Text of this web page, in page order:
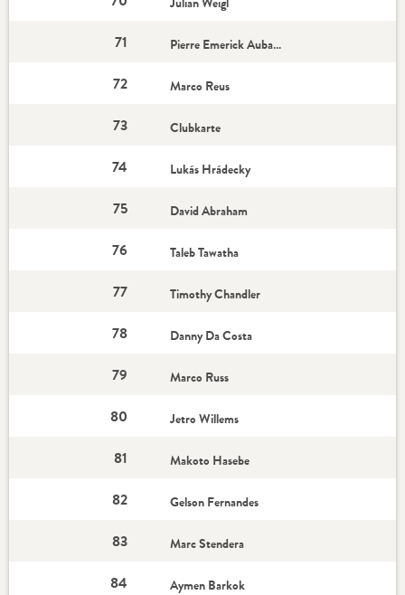
71 Pierre Emerick Aubameyang - Star-Spieler
72 Marco Reus
73 Clubkarte
74 Lukás Hrádecky
75 David Abraham
76 Taleb Tawatha
77 Timothy Chandler
78 Danny Da Costa
79 Marco Russ
80 Jetro Willems
81 Makoto Hasebe
82 Gelson Fernandes
83 Marc Stendera
84 Aymen Barkok